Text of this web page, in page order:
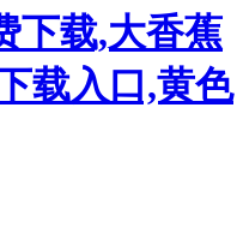
下载,大香蕉
载入口,黄色